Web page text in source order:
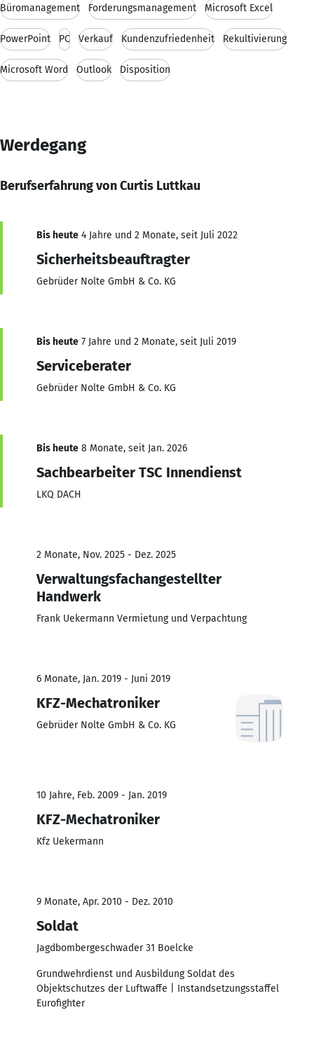
Büromanagement Forderungsmanagement Microsoft Excel
PowerPoint PC Verkauf Kundenzufriedenheit Rekultivierung
Microsoft Word Outlook Disposition
Werdegang
Berufserfahrung von Curtis Luttkau
Bis heute 4 Jahre und 2 Monate, seit Juli 2022
Sicherheitsbeauftragter
Gebrüder Nolte GmbH & Co. KG
Bis heute 7 Jahre und 2 Monate, seit Juli 2019
Serviceberater
Gebrüder Nolte GmbH & Co. KG
Bis heute 8 Monate, seit Jan. 2026
Sachbearbeiter TSC Innendienst
LKQ DACH
2 Monate, Nov. 2025 - Dez. 2025
Verwaltungsfachangestellter
Handwerk
Frank Uekermann Vermietung und Verpachtung
6 Monate, Jan. 2019 - Juni 2019
KFZ-Mechatroniker
Gebrüder Nolte GmbH & Co. KG
10 Jahre, Feb. 2009 - Jan. 2019
KFZ-Mechatroniker
Kfz Uekermann
9 Monate, Apr. 2010 - Dez. 2010
Soldat
Jagdbombergeschwader 31 Boelcke
Grundwehrdienst und Ausbildung Soldat des
Objektschutzes der Luftwaffe | Instandsetzungsstaffel
Eurofighter